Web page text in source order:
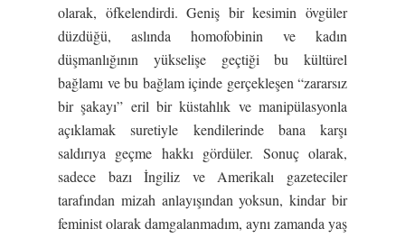
olarak, öfkelendirdi. Geniş bir kesimin övgüler
düzdüğü, aslında homofobinin ve kadın
düşmanlığının yükselişe geçtiği bu kültürel
bağlamı ve bu bağlam içinde gerçekleşen “zararsız
bir şakayı” eril bir küstahlık ve manipülasyonla
açıklamak suretiyle kendilerinde bana karşı
saldırıya geçme hakkı gördüler. Sonuç olarak,
sadece bazı İngiliz ve Amerikalı gazeteciler
tarafından mizah anlayışından yoksun, kindar bir
feminist olarak damgalanmadım, aynı zamanda yaş